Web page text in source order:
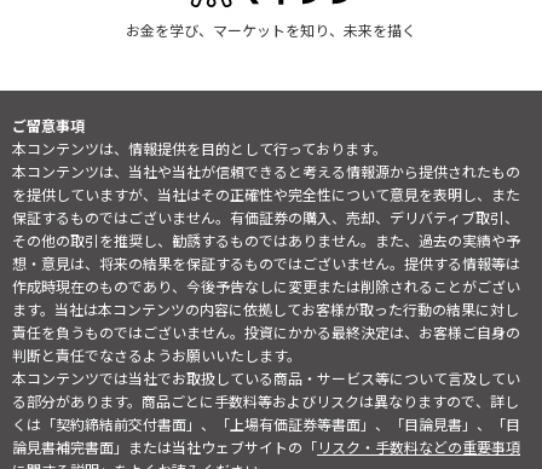
お金を学び、マーケットを知り、未来を描く
ご留意事項
本コンテンツは、情報提供を目的として行っております。
本コンテンツは、当社や当社が信頼できると考える情報源から提供されたもの
を提供していますが、当社はその正確性や完全性について意見を表明し、また
保証するものではございません。有価証券の購入、売却、デリバティブ取引、
その他の取引を推奨し、勧誘するものではありません。また、過去の実績や予
想・意見は、将来の結果を保証するものではございません。提供する情報等は
作成時現在のものであり、今後予告なしに変更または削除されることがござい
ます。当社は本コンテンツの内容に依拠してお客様が取った行動の結果に対し
責任を負うものではございません。投資にかかる最終決定は、お客様ご自身の
判断と責任でなさるようお願いいたします。
本コンテンツでは当社でお取扱している商品・サービス等について言及してい
る部分があります。商品ごとに手数料等およびリスクは異なりますので、詳し
くは「契約締結前交付書面」、「上場有価証券等書面」、「目論見書」、「目
論見書補完書面」または当社ウェブサイトの「リスク・手数料などの重要事項